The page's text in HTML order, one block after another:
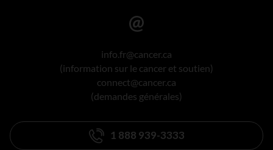
info.fr@cancer.ca
(information sur le cancer et soutien)
connect@cancer.ca
(demandes générales)
1 888 939-3333